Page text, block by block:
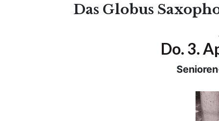
Das Globus
Do. 3.